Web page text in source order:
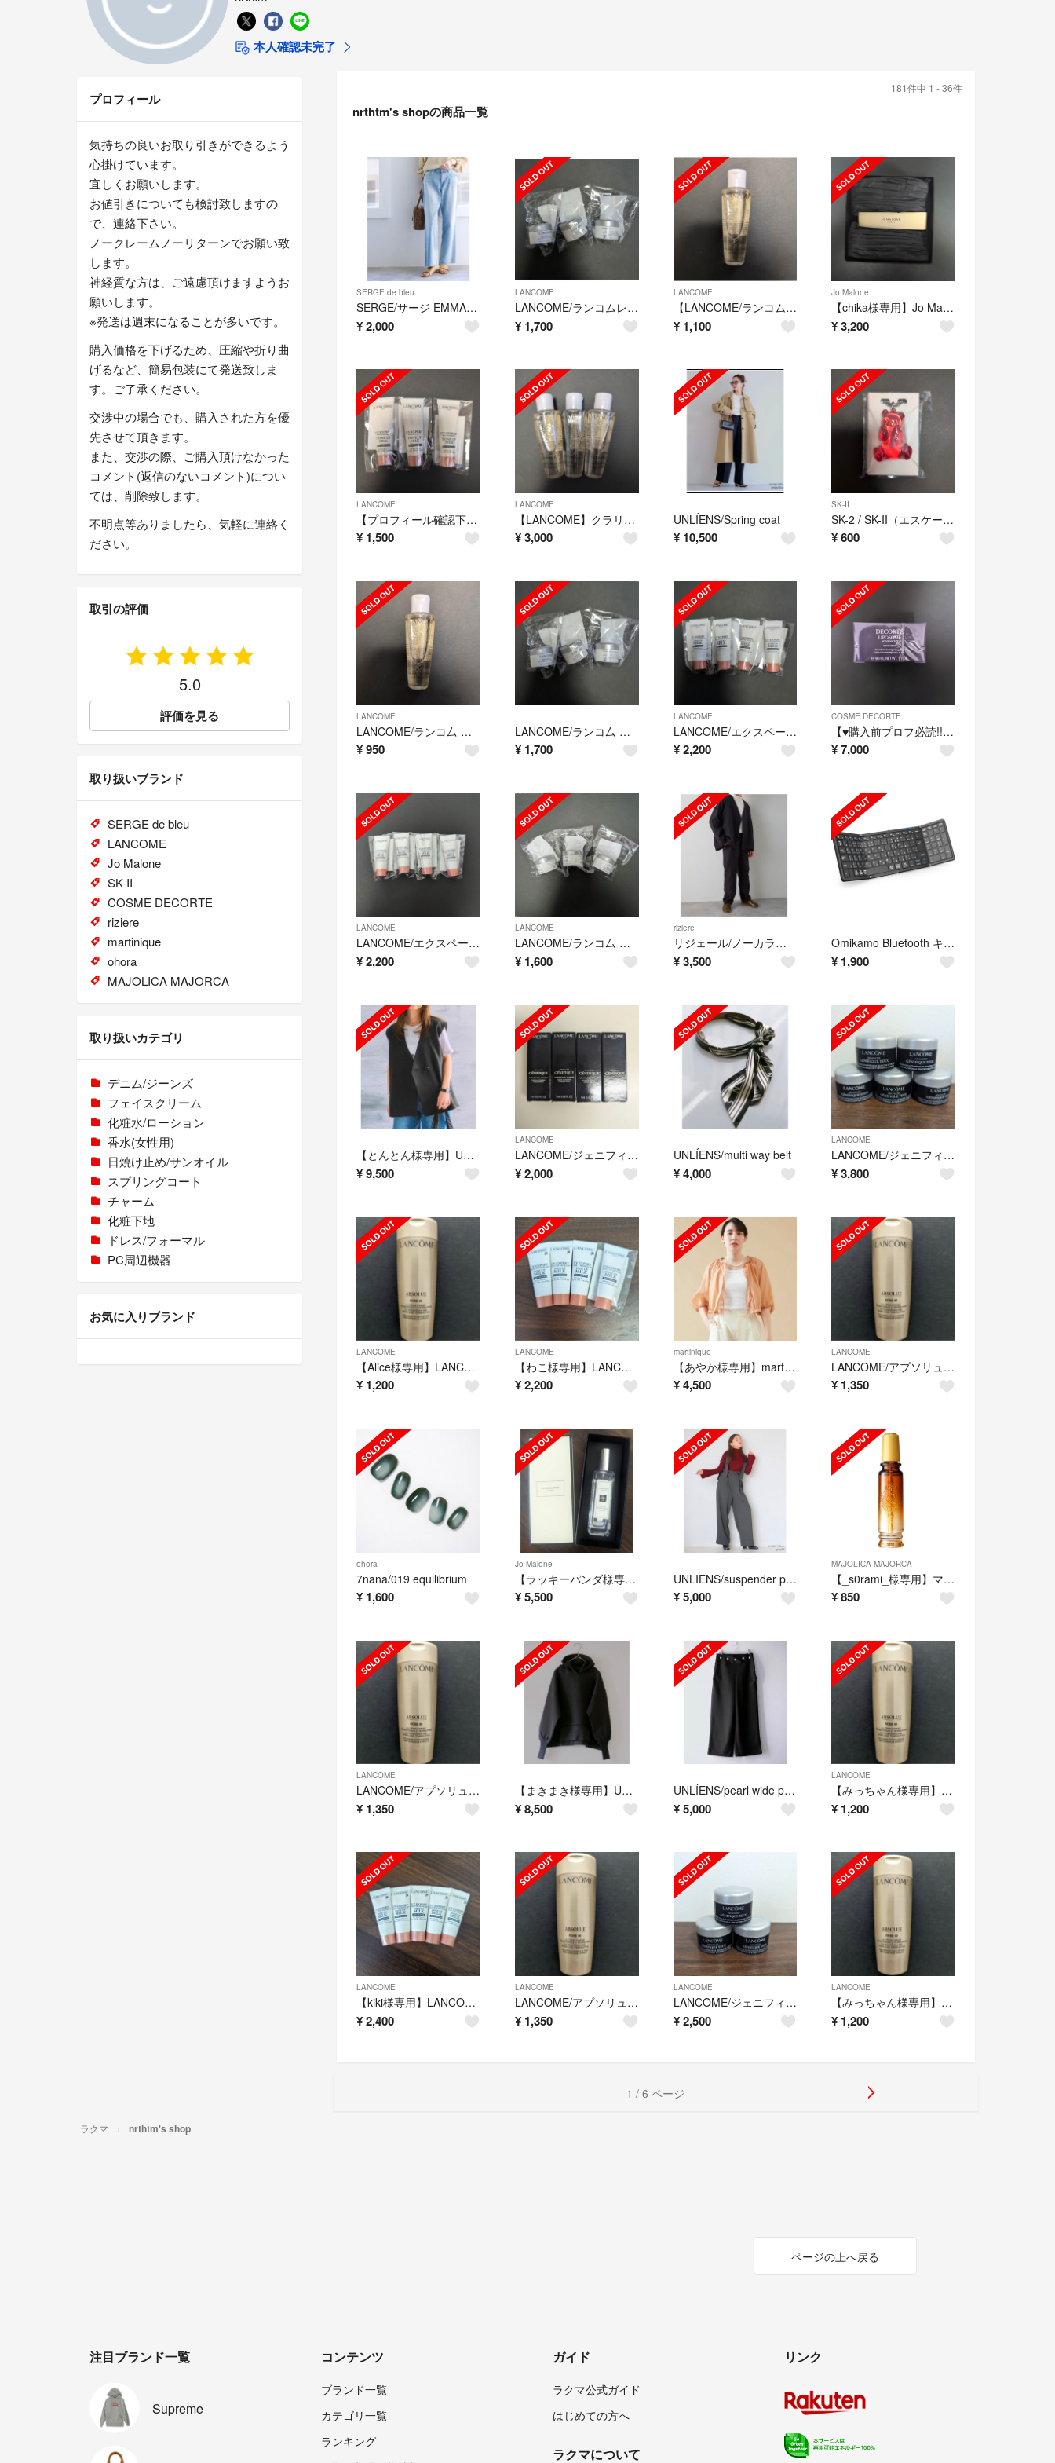
本人確認未完了
181件中 1 - 36件
nrthtm's shopの商品一覧
SERGE de bleu
SERGE/サージ EMMA(ブルー) 24
¥2,000
LANCOME
LANCOME/ランコムレネルジー HPNクリーム5ml×3個
¥ 1,700
LANCOME
【LANCOME/ランコム】クラリフィックデュアルエッセンスローション50ml
¥ 1,100
Jo Malone
【chika様専用】Jo Malone ラズベリーリップルコロン10ml
¥3,200
LANCOME
【プロフィール確認下さい様専用】UV エクスペール トーンアップ ローズ
¥ 1,500
LANCOME
【LANCOME】クラリフィック デュアル エッセンス ローションEX 50ml
¥3,000
UNLÍENS/Spring coat
¥ 10,500
SK-II
SK-2 / SK-II（エスケーツー）ぴてくま チャーム
¥600
LANCOME
LANCOME/ランコ厶 クラリフィックデュアルエッセンスローション 50ml
¥950
LANCOME/ランコ厶 レネルジー HPNクリーム 5ml×3個
¥ 1,700
LANCOME
LANCOME/エクスペール トーンアップ ローズ 10ml×4
¥ 2,200
COSME DECORTE
【♥購入前プロフ必読!!!様専用】リポソーム アドバンスト リペアクリーム
¥7,000
LANCOME
LANCOME/エクスペール トーンアップ ローズ 10ml×4
¥2,200
LANCOME
LANCOME/ランコ厶 レネルジー HPNクリーム 5ml×3個
¥ 1,600
riziere
リジェール/ノーカラージャケットセットアップ
¥ 3,500
Omikamo Bluetooth キーボード 折り畳み式 ワイヤレス テンキー
¥ 1,900
【とんとん様専用】UNLÍENS/v neck gilet
¥9,500
LANCOME
LANCOME/ジェニフィックアドバンストN 7ml×4本
¥2,000
UNLÍENS/multi way belt
¥ 4,000
LANCOME
LANCOME/ジェニフィック アドバンスト アイクリーム5ml × 5個
¥3,800
LANCOME
【Alice様専用】LANCOME/アプソリュ エッセンス ローション
¥ 1,200
LANCOME
【わこ様専用】LANCOME/エクスペール トーンアップ ローズ 10ml×4
¥2,200
martinique
【あやか様専用】martinique/2WAYクロップドブラウス
¥ 4,500
LANCOME
LANCOME/アプソリュ エッセンス ローション
¥ 1,350
ohora
7nana/019 equilibrium
¥ 1,600
Jo Malone
【ラッキーパンダ様専用】ジョーマローン/ピオニー ＆ ブラッシュ スエード
¥5,500
UNLIENS/suspender pants
¥ 5,000
MAJOLICA MAJORCA
【_s0rami_様専用】マジョリカマジョルカ/マジョロマンティカ 373
¥850
LANCOME
LANCOME/アプソリュ エッセンス ローション
¥ 1,350
【まきまき様専用】UNLÍENS/dry touch foodie&denim
¥8,500
UNLÍENS/pearl wide pants
¥ 5,000
LANCOME
【みっちゃん様専用】LANCOME/アプソリュ エッセンス ローション
¥ 1,200
LANCOME
【kiki様専用】LANCOME/エクスペール トーンアップ ローズ 10ml
¥2,400
LANCOME
LANCOME/アプソリュ エッセンス ローション
¥ 1,350
LANCOME
LANCOME/ジェニフィック アドバンスト アイクリーム5ml × 3個
¥ 2,500
LANCOME
【みっちゃん様専用】LANCOME/アプソリュ エッセンス ローション
¥ 1,200
1 / 6 ページ
プロフィール
気持ちの良いお取り引きができるよう
心掛けています。
宜しくお願いします。
お値引きについても検討致しますの
で、連絡下さい。
ノークレームノーリターンでお願い致
します。
神経質な方は、ご遠慮頂けますようお
願いします。
※発送は週末になることが多いです。
購入価格を下げるため、圧縮や折り曲
げるなど、簡易包装にて発送致しま
す。ご了承ください。
交渉中の場合でも、購入された方を優
先させて頂きます。
また、交渉の際、ご購入頂けなかった
コメント(返信のないコメント)につい
ては、削除致します。
不明点等ありましたら、気軽に連絡く
ださい。
取引の評価
5.0
評価を見る
取り扱いブランド
SERGE de bleu
LANCOME
Jo Malone
SK-II
COSME DECORTE
riziere
martinique
ohora
MAJOLICA MAJORCA
取り扱いカテゴリ
デニム/ジーンズ
フェイスクリーム
化粧水/ローション
香水(女性用)
日焼け止め/サンオイル
スプリングコート
チャーム
化粧下地
ドレス/フォーマル
PC周辺機器
お気に入りブランド
ラクマ nrthtm's shop
ページの上へ戻る
注目ブランド一覧
Supreme
コンテンツ
ブランド一覧
カテゴリ一覧
ランキング
ガイド
ラクマ公式ガイド
はじめての方へ
ラクマについて
リンク